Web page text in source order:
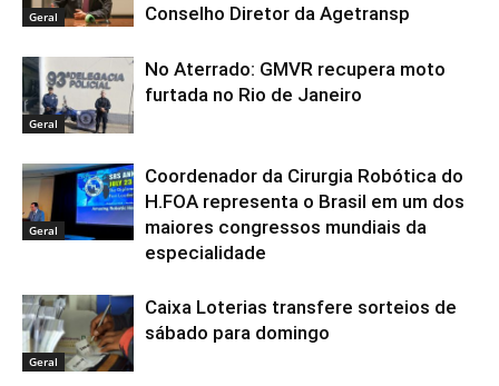
Geral
Conselho Diretor da Agetransp
Geral
No Aterrado: GMVR recupera moto
furtada no Rio de Janeiro
Geral
Coordenador da Cirurgia Robótica do
H.FOA representa o Brasil em um dos
maiores congressos mundiais da
especialidade
Geral
Caixa Loterias transfere sorteios de
sábado para domingo